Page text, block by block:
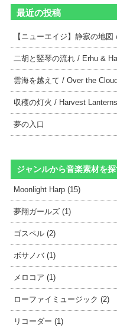
最近の投稿
【ニューエイジ】静寂の地
二胡と竪琴の流れ / Erhu &
雲海を越えて / Over the
収穫の灯火 / Harvest Lanterns
夢の入口
ジャンルから音楽素材を
Moonlight Harp (15)
夢翔ガールズ (1)
ゴスペル (2)
ボサノバ (1)
メロコア (1)
ローファイミュージック (2)
リコーダー (1)